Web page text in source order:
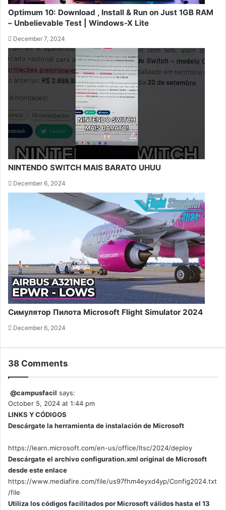
Optimum 10: Download , Install & Run on Just 1GB RAM
– Unbelievable Test | Windows-X Lite
December 7, 2024
NINTENDO SWITCH MAIS BARATO UHUU
December 6, 2024
Симулятор Пилота Microsoft Flight Simulator 2024
December 6, 2024
38 Comments
@campusfacil says:
October 5, 2024 at 1:44 pm
LINKS Y CÓDIGOS
Descárgate la herramienta de instalación de Microsoft
https://learn.microsoft.com/en-us/office/ltsc/2024/deploy
Descárgate el archivo configuration.xml original de Microsoft
desde este enlace
https://www.mediafire.com/file/us97fhm4eyxd4yp/Config2024.txt
/file
Utiliza los códigos facilitados por Microsoft válidos hasta el 13